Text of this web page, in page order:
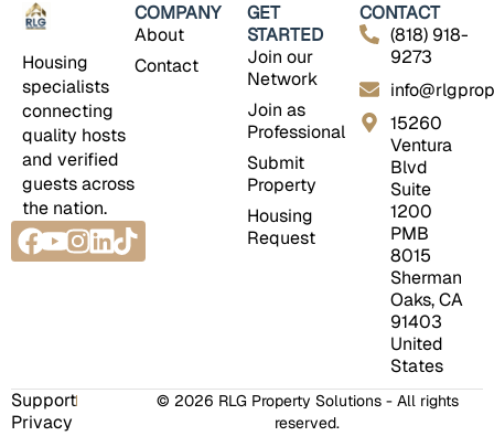
Housing
specialists
connecting
quality hosts
and verified
guests across
the nation.
Facebook
Youtube
Instagram
Linkedin
Tiktok
COMPANY
About
Contact
GET
STARTED
Join our
Network
Join as
Professional
Submit
Property
Housing
Request
CONTACT
(818) 918-
9273
15260
Ventura
Blvd
Suite
1200
PMB
8015
Sherman
Oaks, CA
91403
United
States
© 2026 RLG Property Solutions - All rights
reserved.
Support
Privacy